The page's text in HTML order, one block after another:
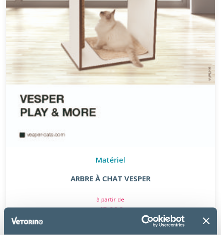
Matériel
ARBRE À CHAT VESPER
à partir de
45.99€